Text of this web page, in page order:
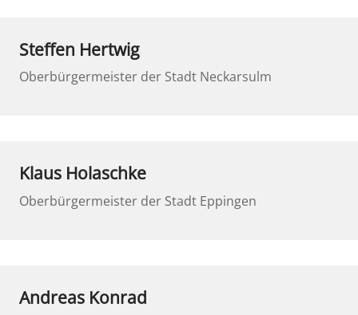
Steffen Hertwig
Oberbürgermeister der Stadt Neckarsulm
Klaus Holaschke
Oberbürgermeister der Stadt Eppingen
Andreas Konrad